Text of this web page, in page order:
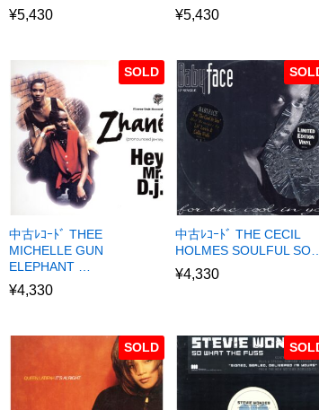
¥5,430 ¥5,430
SOLD
中古ﾚｺｰﾄﾞ THEE
MICHELLE GUN
ELEPHANT …
¥4,330
中古ﾚｺｰﾄﾞ THE CECIL
HOLMES SOULFUL SO…
¥4,330
SOLD